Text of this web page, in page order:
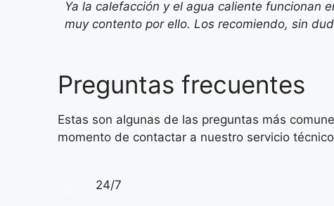
Ya la calefacción y el agua caliente funcionan
muy contento por ello. Los recomiendo, sin
Preguntas frecuentes
Estas son algunas de las preguntas más
momento de contactar a nuestro servicio
24/7